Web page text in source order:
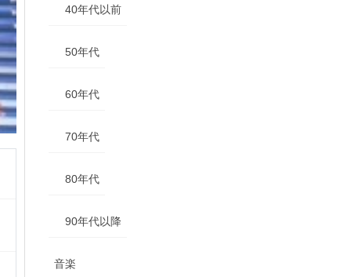
40年代以前
50年代
60年代
70年代
80年代
90年代以降
音楽